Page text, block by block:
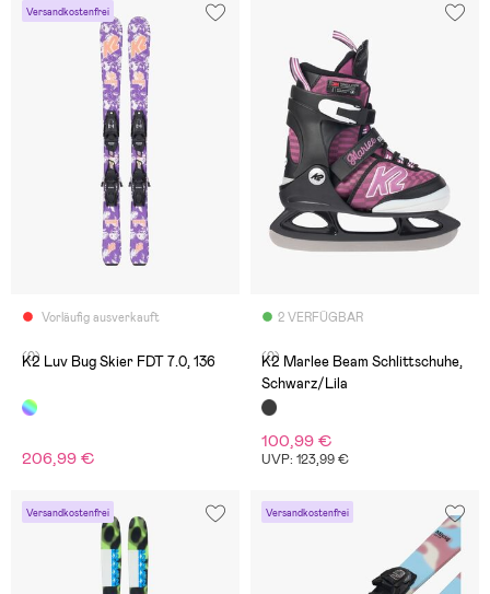
Versandkostenfrei
Vorläufig ausverkauft
(0)
K2 Luv Bug Skier FDT 7.0, 136
206,99 €
2 VERFÜGBAR
(0)
K2 Marlee Beam Schlittschuhe,
Schwarz/Lila
100,99 €
UVP: 123,99 €
Versandkostenfrei Versandkostenfrei